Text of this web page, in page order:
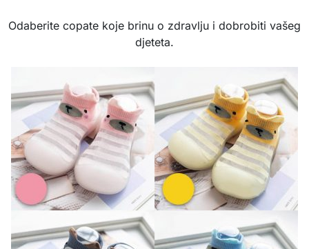
Odaberite copate koje brinu o zdravlju i dobrobiti vašeg
djeteta.